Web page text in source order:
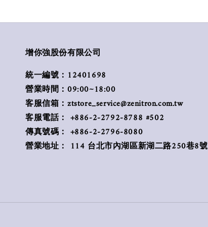
增你強股份有限公司
統一編號：12401698
營業時間：09:00~18:00
客服信箱：ztstore_service@zenitron.com.tw
客服電話： +886-2-2792-8788 #502
傳真號碼： +886-2-2796-8080
營業地址： 114 台北市內湖區新湖二路250巷8號